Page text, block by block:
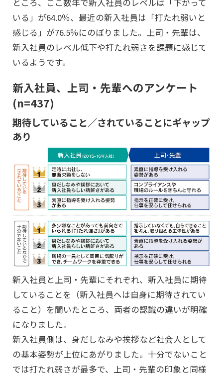
ところ、ここ数年で新入社員のレベルは「下がって
いる」が64.0％、最近の新入社員は「打たれ弱いと
感じる」が76.5％にのぼりました。上司・先輩は、
新入社員のレベル低下や打たれ弱さを課題に感じて
いるようです。
新入社員、上司・先輩へのアンケート
(n=437)
期待していること／されていることにギャップ
あり
新入社員と上司・先輩にそれぞれ、新入社員に期待
していることを（新入社員へは自身に期待されてい
ること）を聞いたところ、両者の認識の違いが明確
になりました。
新入社員側は、身だしなみや挨拶など社会人として
の基本姿勢が上位にあがりました。十分でないこと
では打たれ弱さが最多で、上司・先輩の印象と同様